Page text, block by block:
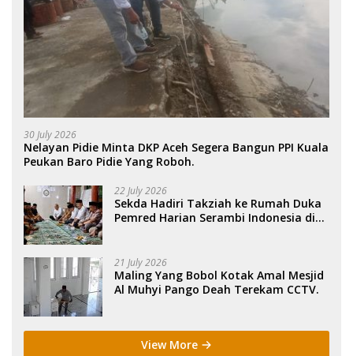
30 July 2026
Nelayan Pidie Minta DKP Aceh Segera Bangun PPI Kuala
Peukan Baro Pidie Yang Roboh.
22 July 2026
Sekda Hadiri Takziah ke Rumah Duka
Pemred Harian Serambi Indonesia di
21 July 2026
Maling Yang Bobol Kotak Amal Mesjid
Al Muhyi Pango Deah Terekam CCTV.
View More